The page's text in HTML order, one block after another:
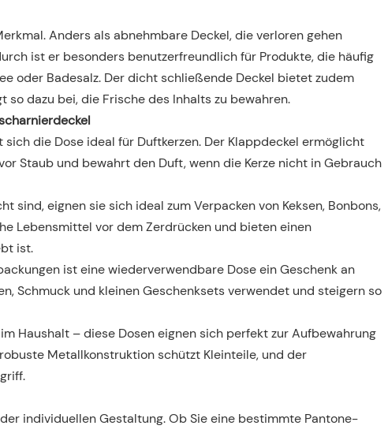
Anders als abnehmbare Deckel, die verloren gehen
ist er besonders benutzerfreundlich für Produkte, die häufig
oder Badesalz. Der dicht schließende Deckel bietet zudem
dazu bei, die Frische des Inhalts zu bewahren.
die Dose ideal für Duftkerzen. Der Klappdeckel ermöglicht
Staub und bewahrt den Duft, wenn die Kerze nicht in Gebrauch
sind, eignen sie sich ideal zum Verpacken von Keksen, Bonbons,
Lebensmittel vor dem Zerdrücken und bieten einen
ist.
ist eine wiederverwendbare Dose ein Geschenk an
Schmuck und kleinen Geschenksets verwendet und steigern so
Haushalt – diese Dosen eignen sich perfekt zur Aufbewahrung
Metallkonstruktion schützt Kleinteile, und der
individuellen Gestaltung. Ob Sie eine bestimmte Pantone-